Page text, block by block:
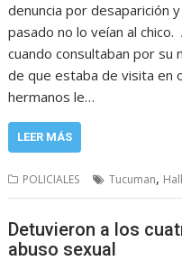
denuncia por desaparición
pasado no lo veían al
cuando consultaban por su
de que estaba de visita en
hermanos le…
LEER MÁS
POLICIALES Tucuman,
Detuvieron a los
abuso sexual